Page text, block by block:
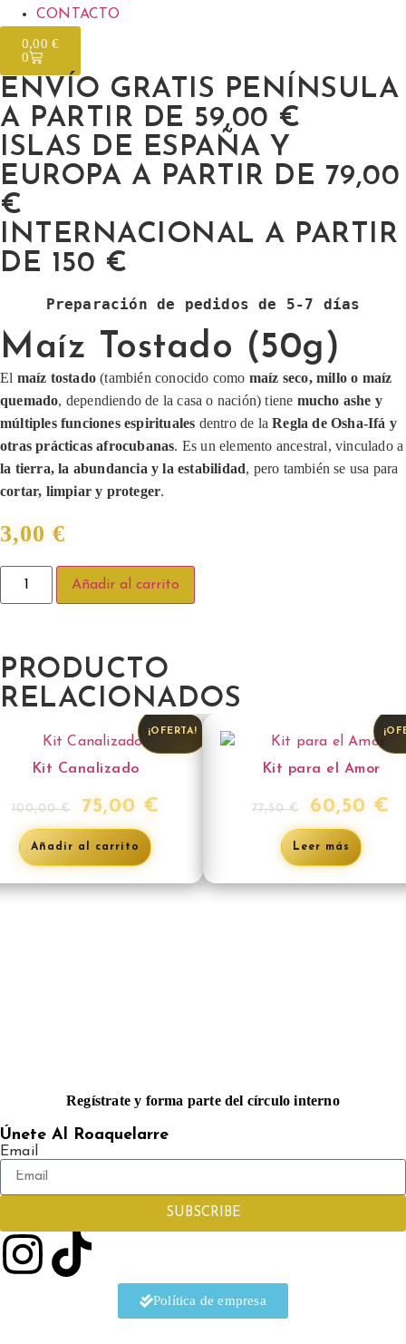
CONTACTO
0,00 €
0
ENVÍO GRATIS PENÍNSULA
A PARTIR DE 59,00 €
ISLAS DE ESPAÑA Y
EUROPA A PARTIR DE 79,00
€
INTERNACIONAL A PARTIR
DE 150 €
Preparación de pedidos de 5-7 días
Maíz Tostado (50g)
El maíz tostado (también conocido como maíz seco, millo o maíz
quemado, dependiendo de la casa o nación) tiene mucho ashe y
múltiples funciones espirituales dentro de laRegla de Osha-Ifá y
otras prácticas afrocubanas. Es un elemento ancestral, vinculado a
la tierra, la abundancia y la estabilidad, pero también se usa para
cortar, limpiar y proteger.
3,00 €
Añadir al carrito
PRODUCTO
RELACIONADOS
¡OFERTA!
Kit Canalizado
100,00€ 75,00 €
Añadir al carrito
Kit para el Amor
77,50€ 60,50 €
Leer más
Regístrate y forma parte del círculo interno
Únete Al Roaquelarre
Email
SUBSCRIBE
Política de empresa